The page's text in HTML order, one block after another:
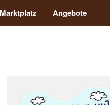
Marktplatz Angebote